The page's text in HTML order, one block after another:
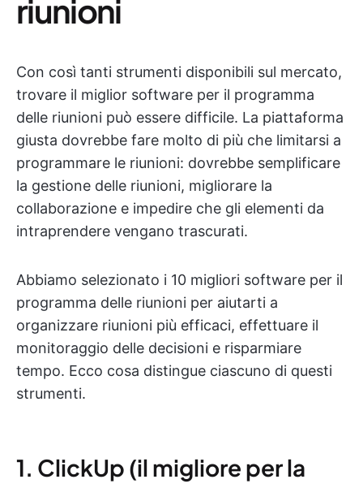
riunioni
Con così tanti strumenti disponibili sul mercato,
trovare il miglior software per il programma
delle riunioni può essere difficile. La piattaforma
giusta dovrebbe fare molto di più che limitarsi a
programmare le riunioni: dovrebbe semplificare
la gestione delle riunioni, migliorare la
collaborazione e impedire che gli elementi da
intraprendere vengano trascurati.
Abbiamo selezionato i 10 migliori software per il
programma delle riunioni per aiutarti a
organizzare riunioni più efficaci, effettuare il
monitoraggio delle decisioni e risparmiare
tempo. Ecco cosa distingue ciascuno di questi
strumenti.
1. ClickUp (il migliore per la